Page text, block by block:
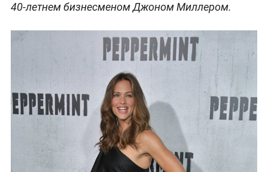
40-летнем бизнесменом Джоном Миллером.